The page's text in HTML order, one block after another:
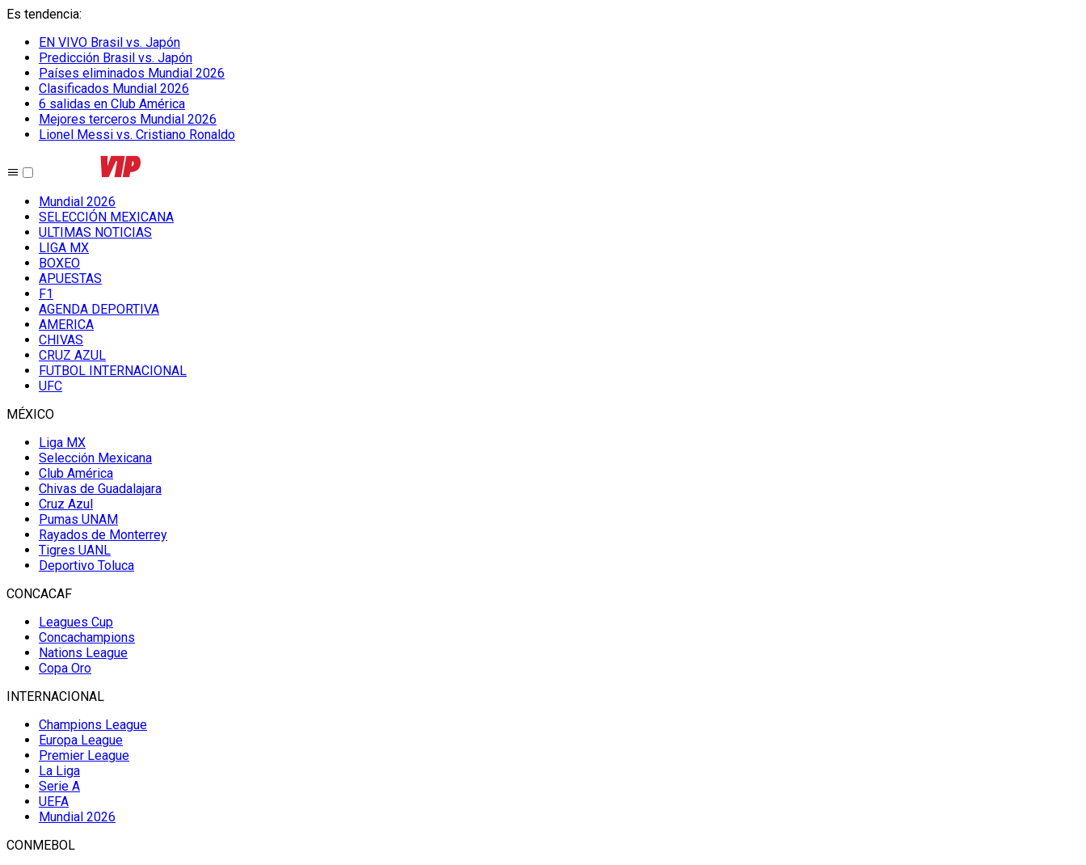
Es tendencia:
EN VIVO Brasil vs. Japón
Predicción Brasil vs. Japón
Países eliminados Mundial 2026
Clasificados Mundial 2026
6 salidas en Club América
Mejores terceros Mundial 2026
Lionel Messi vs. Cristiano Ronaldo
Mundial 2026
SELECCIÓN MEXICANA
ULTIMAS NOTICIAS
LIGA MX
BOXEO
APUESTAS
F1
AGENDA DEPORTIVA
AMERICA
CHIVAS
CRUZ AZUL
FUTBOL INTERNACIONAL
UFC
MÉXICO
Liga MX
Selección Mexicana
Club América
Chivas de Guadalajara
Cruz Azul
Pumas UNAM
Rayados de Monterrey
Tigres UANL
Deportivo Toluca
CONCACAF
Leagues Cup
Concachampions
Nations League
Copa Oro
INTERNACIONAL
Champions League
Europa League
Premier League
La Liga
Serie A
UEFA
Mundial 2026
CONMEBOL